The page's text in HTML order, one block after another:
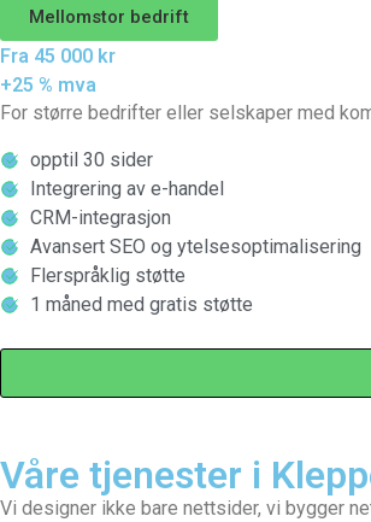
Mellomstor bedrift
Fra 45 000 kr
+25 % mva
For større bedrifter eller selskaper med
opptil 30 sider
Integrering av e-handel
CRM-integrasjon
Avansert SEO og ytelsesoptimalisering
Flerspråklig støtte
1 måned med gratis støtte
Våre tjenester i
Vi designer ikke bare nettsider, vi bygger